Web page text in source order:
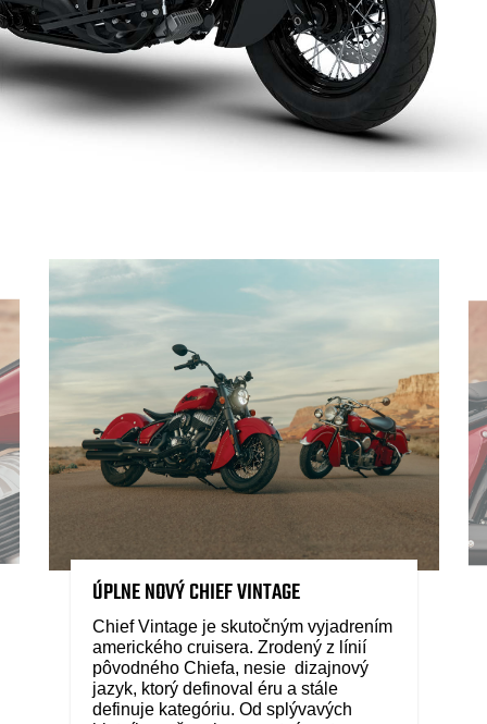
ÚPLNE NOVÝ CHIEF VINTAGE
Chief Vintage je skutočným vyjadrením
amerického cruisera. Zrodený z línií
pôvodného Chiefa, nesie dizajnový
jazyk, ktorý definoval éru a stále
definuje kategóriu. Od splývavých